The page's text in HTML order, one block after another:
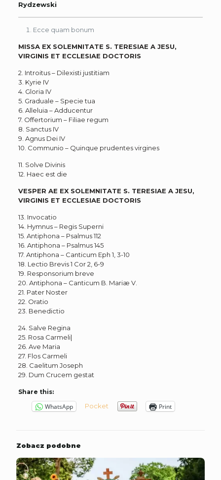
Rydzewski
Ecce quam bonum
MISSA EX SOLEMNITATE S. TERESIAE A JESU,
VIRGINIS ET ECCLESIAE DOCTORIS
2. Introitus – Dilexisti justitiam
3. Kyrie IV
4. Gloria IV
5. Graduale – Specie tua
6. Alleluia – Adducentur
7. Offertorium – Filiae regum
8. Sanctus IV
9. Agnus Dei IV
10. Communio – Quinque prudentes virgines
11. Solve Divinis
12. Haec est die
VESPER AE EX SOLEMNITATE S. TERESIAE A JESU,
VIRGINIS ET ECCLESIAE DOCTORIS
13. Invocatio
14. Hymnus – Regis Superni
15. Antiphona – Psalmus 112
16. Antiphona – Psalmus 145
17. Antiphona – Canticum Eph 1, 3-10
18. Lectio Brevis 1 Cor 2, 6-9
19. Responsorium breve
20. Antiphona – Canticum B. Mariæ V.
21. Pater Noster
22. Oratio
23. Benedictio
24. Salve Regina
25. Rosa Carmeli|
26. Ave Maria
27. Flos Carmeli
28. Caelitum Joseph
29. Dum Crucem gestat
Share this:
WhatsApp Pocket Print
Zobacz podobne